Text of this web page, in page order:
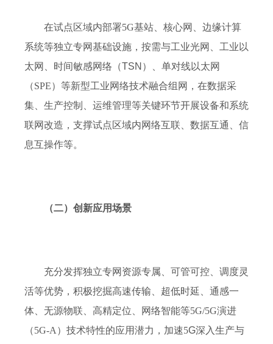
在试点区域内部署5G基站、核心网、边缘计算
系统等独立专网基础设施， 按需与工业光网、工业以
太网、时间敏感网络（TSN ）
、单对线以太网
（SPE） 等新型工业网络技术融合组网 ， 在数据采
集、生产控制、运维管理等关键环节开展设备和系统
联网改造 ， 支撑试点区域内网络互联、数据互通、信
息互操作等。
（二）创新应用场景
充分发挥独立专网资源专属、可管可控、调度灵
活等优势， 积极挖掘高速传输、超低时延、通感一
体 、无源物联、高精定位、网络智能等5G/5G演进
（5G-A ）技术特性的应用潜力 ， 加速5G深入生产与